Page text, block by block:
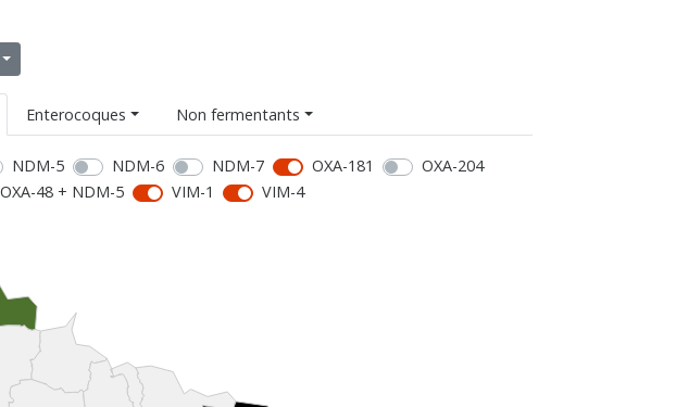
Enterocoques Non fermentants
NDM-5 NDM-6 NDM-7 OXA-181
OXA-204
OXA-48 + NDM-5 VIM-1 VIM-4